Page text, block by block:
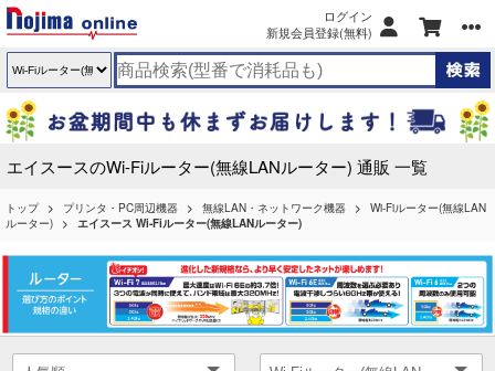
ログイン
新規会員登録(無料)
エイスースのWi-Fiルーター(無線LANルーター) 通販 一覧
トップ プリンタ・PC周辺機器 無線LAN・ネットワーク機器
Wi-Fiルーター(無線LAN
ルーター)
エイスース Wi-Fiルーター(無線LANルーター)